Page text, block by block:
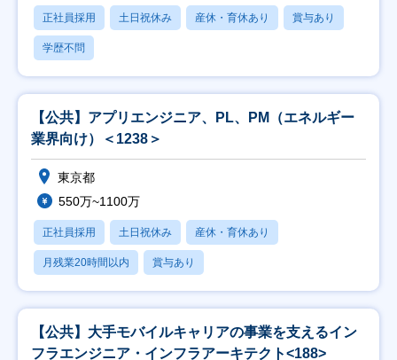
正社員採用 土日祝休み 産休・育休あり 賞与あり
学歴不問
【公共】アプリエンジニア、PL、PM（エネルギー
業界向け）＜1238＞
東京都
550万~1100万
正社員採用 土日祝休み 産休・育休あり
月残業20時間以内 賞与あり
【公共】大手モバイルキャリアの事業を支えるイン
フラエンジニア・インフラアーキテクト<188>